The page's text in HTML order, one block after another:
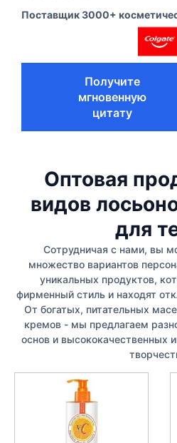
Поставщик 3000+
Получите
мгновенную
цитату
Оптовая
видов
для
Сотрудничая с нами, вы
множество вариантов
уникальных продуктов,
фирменный стиль и находят
От богатых, питательных
кремов - мы предлагаем
основ и высококачественных